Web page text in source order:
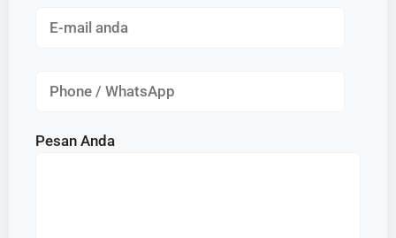
Pesan Anda